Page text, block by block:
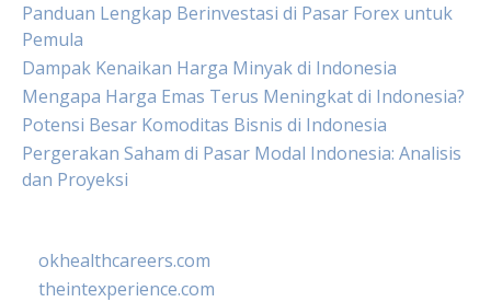
Panduan Lengkap Berinvestasi di Pasar Forex untuk
Pemula
Dampak Kenaikan Harga Minyak di Indonesia
Mengapa Harga Emas Terus Meningkat di Indonesia?
Potensi Besar Komoditas Bisnis di Indonesia
Pergerakan Saham di Pasar Modal Indonesia: Analisis
dan Proyeksi
okhealthcareers.com
theintexperience.com